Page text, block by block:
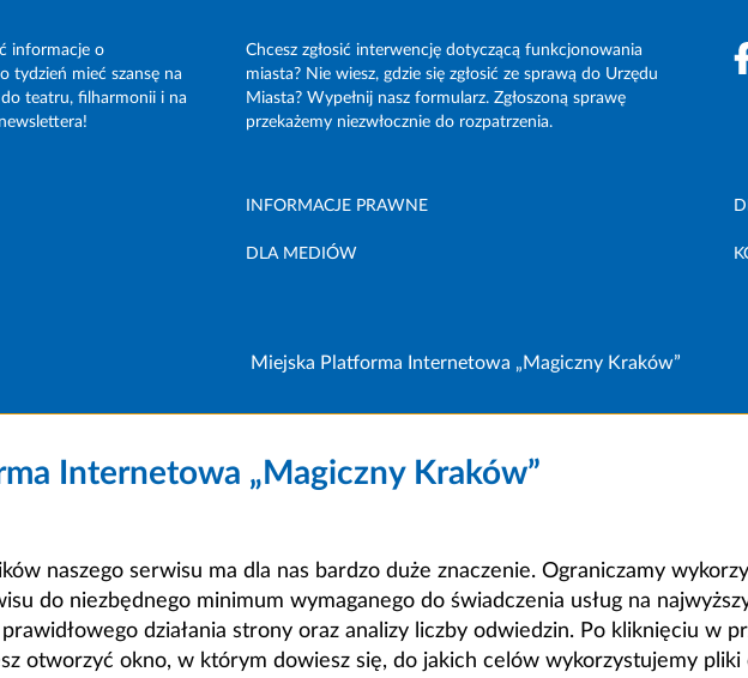
informacje o
tydzień mieć szansę na
teatru, filharmonii i na
Chcesz zgłosić interwencję dotyczącą funkcjonowania
miasta? Nie wiesz, gdzie się zgłosić ze sprawą do Urzędu
Miasta? Wypełnij nasz formularz. Zgłoszoną sprawę
przekażemy niezwłocznie do rozpatrzenia.
INFORMACJE PRAWNE
DLA MEDIÓW
Miejska Platforma Internetowa „Magiczny Kraków”
Internetowa „Magiczny Kraków”
naszego serwisu ma dla nas bardzo duże znaczenie. Ograniczamy
do niezbędnego minimum wymaganego do świadczenia usług na
działania strony oraz analizy liczby odwiedzin. Po kliknięciu w
otworzyć okno, w którym dowiesz się, do jakich celów wykorzystujemy pliki